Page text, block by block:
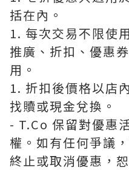
括在內。
1. 每次交易不限使
推廣、折扣、優惠
用。
1. 折扣後價格以店
找贖或現金兌換。
- T.Co 保留對優惠
權。如有任何爭議
終止或取消優惠，